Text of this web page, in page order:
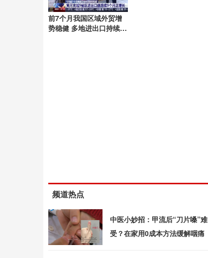
前7个月我国区域外贸增
势稳健 多地进出口持续增
频道热点
中医小妙招：甲流后“刀片嗓”难
受？在家用0成本方法缓解咽痛